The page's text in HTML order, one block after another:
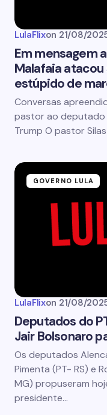
LulaFlixon 21/08/
Em mensagem
Malafaia atacou
estúpido de
Conversas
pastor ao
Trump O pastor
GOVERNO LULA
LulaFlixon 21/08/
Deputados do
Jair Bolsonaro
Os deputados
Pimenta (PT- RS) e
MG) propuseram
presidente…